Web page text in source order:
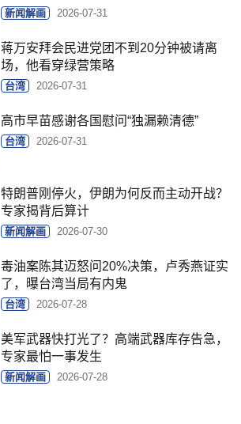
新闻解画 2026-07-31
蒋万安拜会民进党团不到20分钟被请离
场，他看穿绿营策略
台湾 2026-07-31
高市早苗感谢各国慰问“独漏赖清德”
台湾 2026-07-31
特朗普刚停火，伊朗为何反而主动开战？
专家揭背后算计
新闻解画 2026-07-30
毒油案陈其迈怒问20%决策，卢秀燕证实
了，曝台湾当局有内鬼
台湾 2026-07-28
美军武器快打光了？高端武器库存告急，
专家最怕一事发生
新闻解画 2026-07-28